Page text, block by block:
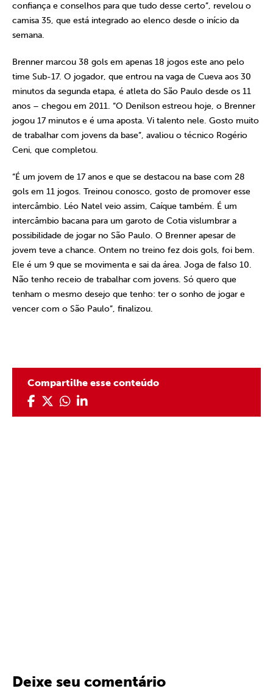
confiança e conselhos para que tudo desse certo”, revelou o
camisa 35, que está integrado ao elenco desde o início da
semana.
Brenner marcou 38 gols em apenas 18 jogos este ano pelo
time Sub-17. O jogador, que entrou na vaga de Cueva aos 30
minutos da segunda etapa, é atleta do São Paulo desde os 11
anos – chegou em 2011. “O Denilson estreou hoje, o Brenner
jogou 17 minutos e é uma aposta. Vi talento nele. Gosto muito
de trabalhar com jovens da base”, avaliou o técnico Rogério
Ceni, que completou.
“É um jovem de 17 anos e que se destacou na base com 28
gols em 11 jogos. Treinou conosco, gosto de promover esse
intercâmbio. Léo Natel veio assim, Caíque também. É um
intercâmbio bacana para um garoto de Cotia vislumbrar a
possibilidade de jogar no São Paulo. O Brenner apesar de
jovem teve a chance. Ontem no treino fez dois gols, foi bem.
Ele é um 9 que se movimenta e sai da área. Joga de falso 10.
Não tenho receio de trabalhar com jovens. Só quero que
tenham o mesmo desejo que tenho: ter o sonho de jogar e
vencer com o São Paulo”, finalizou.
Compartilhe esse conteúdo
Deixe seu comentário